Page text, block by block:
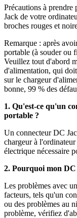
Précautions à prendre
Jack de votre
broches rouges et
Remarque : après
portable (à souder ou
Veuillez tout d'abord
d'alimentation, qui
sur le chargeur
bonne, 99 % des
1. Qu'est-ce qu'un
portable ?
Un connecteur DC
chargeur à
électrique nécessaire
2. Pourquoi mon
Les problèmes avec
facteurs, tels qu'un
ou des problèmes au
problème, vérifiez